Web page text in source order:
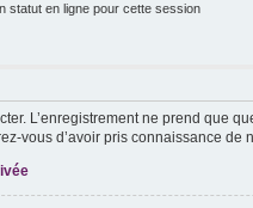
statut en ligne pour cette session
L’enregistrement ne prend que
vous d’avoir pris connaissance